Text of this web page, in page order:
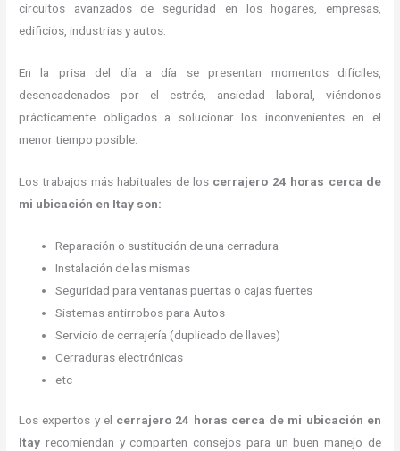
circuitos avanzados de seguridad en los hogares, empresas,
edificios, industrias y autos.
En la prisa del día a día se presentan momentos difíciles,
desencadenados por el estrés, ansiedad laboral, viéndonos
prácticamente obligados a solucionar los inconvenientes en el
menor tiempo posible.
Los trabajos más habituales de los cerrajero 24 horas cerca de
mi ubicación en Itay son:
Reparación o sustitución de una cerradura
Instalación de las mismas
Seguridad para ventanas puertas o cajas fuertes
Sistemas antirrobos para Autos
Servicio de cerrajería (duplicado de llaves)
Cerraduras electrónicas
etc
Los expertos y el cerrajero 24 horas cerca de mi ubicación en
Itay recomiendan y comparten consejos para un buen manejo de